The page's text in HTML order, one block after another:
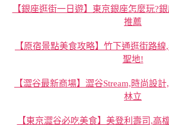
【銀座逛街一日遊】東京銀座怎麼玩?
推薦
【原宿景點美食攻略】竹下通逛街路
聖地!
【澀谷最新商場】澀谷Stream,時尚設
林立
【東京澀谷必吃美食】美登利壽司,高